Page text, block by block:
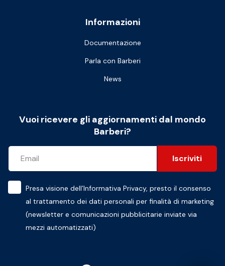
Informazioni
Documentazione
Parla con Barberi
News
Vuoi ricevere gli aggiornamenti dal mondo
Barberi?
Iscriviti
Presa visione dell’Informativa Privacy, presto il consenso
al trattamento dei dati personali per finalità di marketing
(newsletter e comunicazioni pubblicitarie inviate via
mezzi automatizzati)